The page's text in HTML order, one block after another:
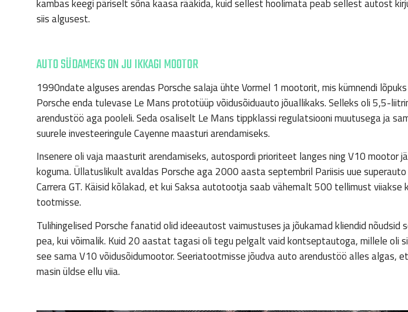
kambas keegi päriselt sõna kaasa rääkida, kuid sellest hoolimata peab sellest autost
siis algusest.
AUTO SÜDAMEKS ON JU IKKAGI MOOTOR
1990ndate alguses arendas Porsche salaja ühte Vormel 1 mootorit, mis kümnendi
Porsche enda tulevase Le Mans prototüüp võidusõiduauto jõuallikaks. Selleks oli 5,5-
arendustöö aga pooleli. Seda osaliselt Le Mans tippklassi regulatsiooni muutusega ja
suurele investeeringule Cayenne maasturi arendamiseks.
Insenere oli vaja maasturit arendamiseks, autospordi prioriteet langes ning V10 mootor
koguma. Üllatuslikult avaldas Porsche aga 2000 aasta septembril Pariisis uue
Carrera GT. Käisid kõlakad, et kui Saksa autotootja saab vähemalt 500 tellimust
tootmisse.
Tulihingelised Porsche fanatid olid ideeautost vaimustuses ja jõukamad kliendid nõudsid
pea, kui võimalik. Kuid 20 aastat tagasi oli tegu pelgalt vaid kontseptautoga, millele oli
see sama V10 võidusõidumootor. Seeriatootmisse jõudva auto arendustöö alles algas,
masin üldse ellu viia.